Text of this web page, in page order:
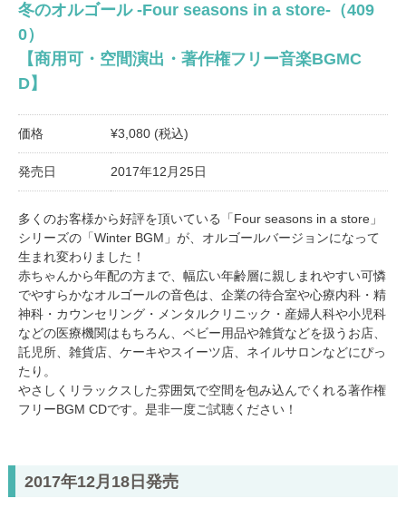
冬のオルゴール -Four seasons in a store-（409
0）
【商用可・空間演出・著作権フリー音楽BGMC
D】
価格 ¥3,080 (税込)
発売日 2017年12月25日
多くのお客様から好評を頂いている「Four seasons in a store」
シリーズの「Winter BGM」が、オルゴールバージョンになって
生まれ変わりました！
赤ちゃんから年配の方まで、幅広い年齢層に親しまれやすい可憐
でやすらかなオルゴールの音色は、企業の待合室や心療内科・精
神科・カウンセリング・メンタルクリニック・産婦人科や小児科
などの医療機関はもちろん、ベビー用品や雑貨などを扱うお店、
託児所、雑貨店、ケーキやスイーツ店、ネイルサロンなどにぴっ
たり。
やさしくリラックスした雰囲気で空間を包み込んでくれる著作権
フリーBGM CDです。是非一度ご試聴ください！
2017年12月18日発売